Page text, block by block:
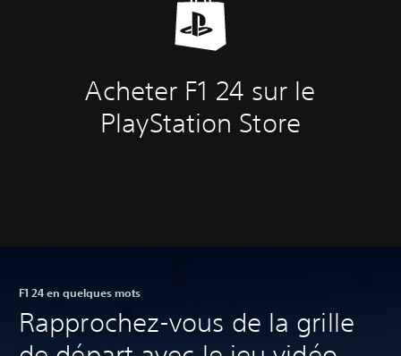
Acheter F1 24 sur le
PlayStation Store
F1 24 en quelques mots
Rapprochez-vous de la grille